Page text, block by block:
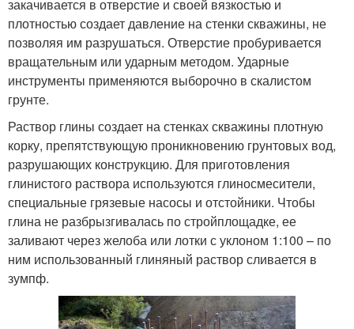
закачивается в отверстие и своей вязкостью и
плотностью создает давление на стенки скважины, не
позволяя им разрушаться. Отверстие пробуривается
вращательным или ударным методом. Ударные
инструменты применяются выборочно в скалистом
грунте.
Раствор глины создает на стенках скважины плотную
корку, препятствующую проникновению грунтовых вод,
разрушающих конструкцию. Для приготовления
глинистого раствора используются глиносмесители,
специальные грязевые насосы и отстойники. Чтобы
глина не разбрызгивалась по стройплощадке, ее
заливают через желоба или лотки с уклоном 1:100 – по
ним использованный глиняный раствор сливается в
зумпф.